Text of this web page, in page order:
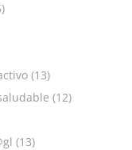
(13)
(12)
(13)